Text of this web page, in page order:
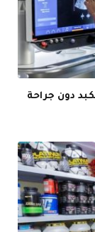
دون جراحة